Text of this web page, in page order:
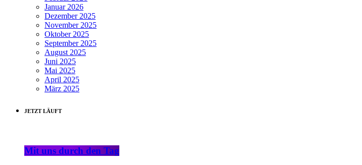
Januar 2026
Dezember 2025
November 2025
Oktober 2025
September 2025
August 2025
Juni 2025
Mai 2025
April 2025
März 2025
JETZT LÄUFT
Mit uns durch den Tag